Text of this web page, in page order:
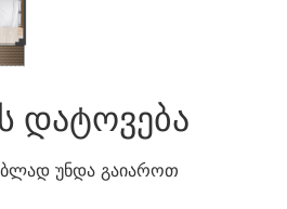
დატოვება
უნდა გაიაროთ